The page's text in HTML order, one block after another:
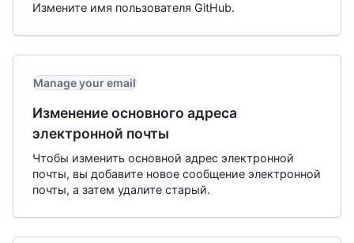
Измените имя пользователя GitHub.
Manage your email
Изменение основного адреса
электронной почты
Чтобы изменить основной адрес электронной
почты, вы добавите новое сообщение электронной
почты, а затем удалите старый.